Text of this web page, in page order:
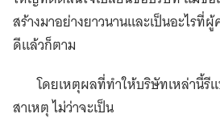
สร้างมาอย่างยาวนานและเป็นอะไรที่
ดีแล้วก็ตาม
โดยเหตุผลที่ทำให้บริษัทเหล่านี้รี
สาเหตุ ไม่ว่าจะเป็น